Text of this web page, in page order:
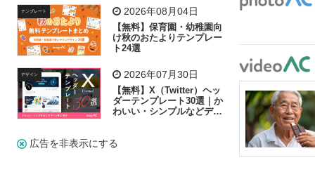
テンプレート 2026年08月04日
【無料】保育園・幼稚園向
け秋のおたよりテンプレー
ト24選
デザイン 2026年07月30日
【無料】X（Twitter）ヘッ
ダーテンプレート30選｜か
わいい・シンプルなどデザ
広告を非表示にする